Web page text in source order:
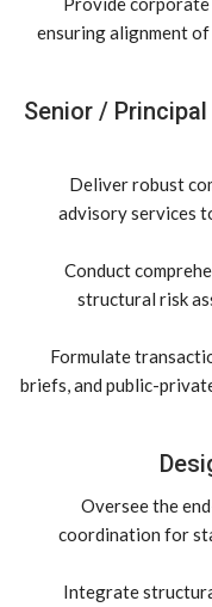
ensuring alignment
3- Senior /
Deliver robust
advisory services
Conduct
structural risk
Formulate
briefs, and public-
Oversee the
coordination for
Integrate